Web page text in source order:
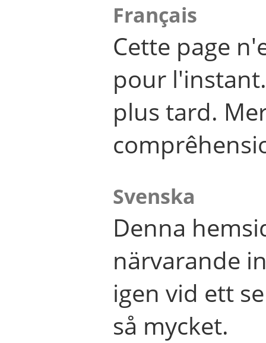
Français
Cette page
pour
plus tard.
Svenska
Denna
närvarande
igen vid ett
så mycket.